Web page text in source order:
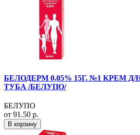
БЕЛОДЕРМ 0,05% 15Г. №1 КРЕМ
ТУБА /БЕЛУПО/
БЕЛУПО
от 91.50 р.
В корзину